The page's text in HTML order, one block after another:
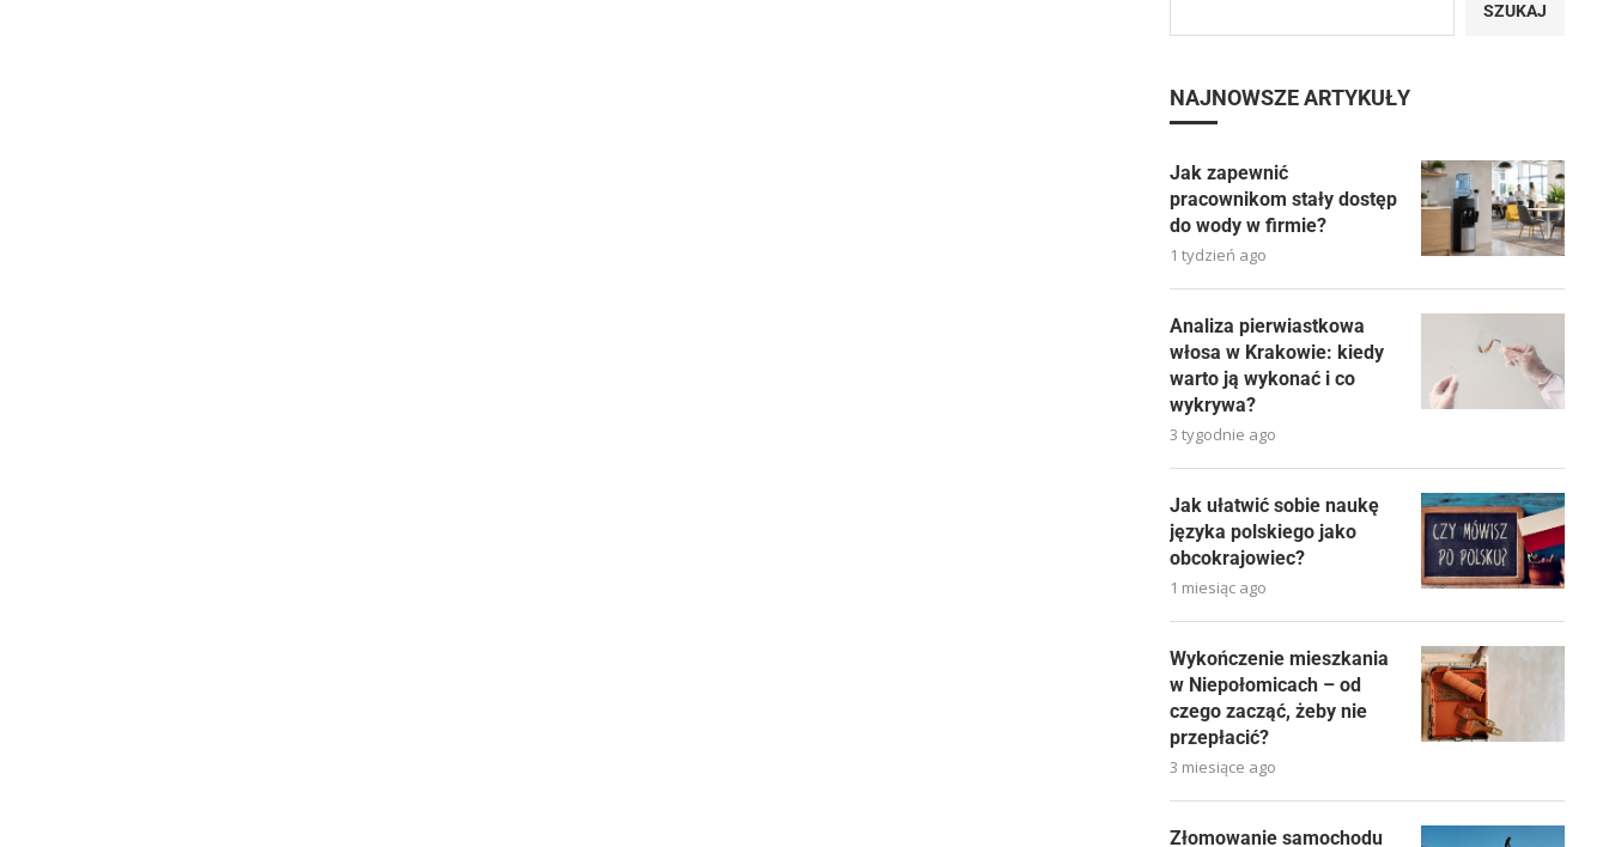
SZUKAJ
NAJNOWSZE ARTYKUŁY
Jak zapewnić
pracownikom stały dostęp
do wody w firmie?
1 tydzień ago
Analiza pierwiastkowa
włosa w Krakowie: kiedy
warto ją wykonać i co
wykrywa?
3 tygodnie ago
Jak ułatwić sobie naukę
języka polskiego jako
obcokrajowiec?
1 miesiąc ago
Wykończenie mieszkania
w Niepołomicach – od
czego zacząć, żeby nie
przepłacić?
3 miesiące ago
Złomowanie samochodu